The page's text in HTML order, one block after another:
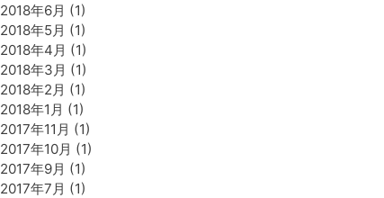
2018年6月 (1)
2018年5月 (1)
2018年4月 (1)
2018年3月 (1)
2018年2月 (1)
2018年1月 (1)
2017年11月 (1)
2017年10月 (1)
2017年9月 (1)
2017年7月 (1)